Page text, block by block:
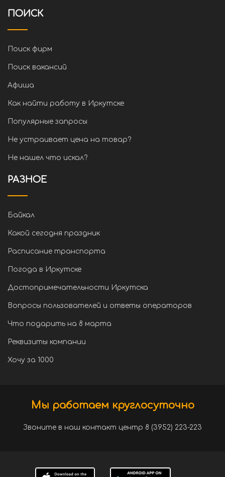
ПОИСК
Поиск фирм
Поиск вакансий
Афиша
Как найти работу в Иркутске
Популярные запросы
Не устраивает цена на товар?
Не нашел что искал?
РАЗНОЕ
Байкал
Какой сегодня праздник
Расписание транспорта
Погода в Иркутске
Достопримечательности Иркутска
Вопросы пользователей и ответы операторов
Что подарить на 8 марта
Реквизиты компании
Хочу за 1000
Мы работаем круглосуточно
Звоните в наш контакт центр 8 (3952) 223-223